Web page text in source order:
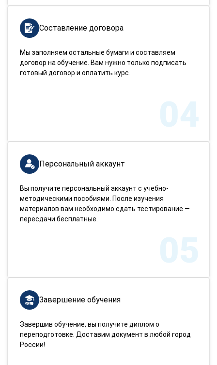
Составление договора
Мы заполняем остальные бумаги и составляем
договор на обучение. Вам нужно только подписать
готовый договор и оплатить курс.
04
Персональный аккаунт
Вы получите персональный аккаунт с учебно-
методическими пособиями. После изучения
материалов вам необходимо сдать тестирование —
пересдачи бесплатные.
05
Завершение обучения
Завершив обучение, вы получите диплом о
переподготовке. Доставим документ в любой город
России!